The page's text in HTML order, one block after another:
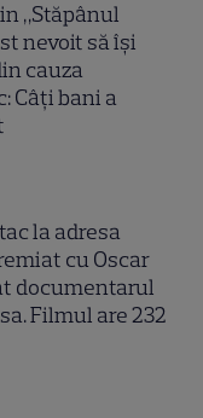
„Stăpânul
nevoit să își
cauza
Câți bani a
la adresa
cu Oscar
documentarul
Filmul are 232